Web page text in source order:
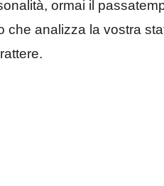
ormai il
che analizza la vostra